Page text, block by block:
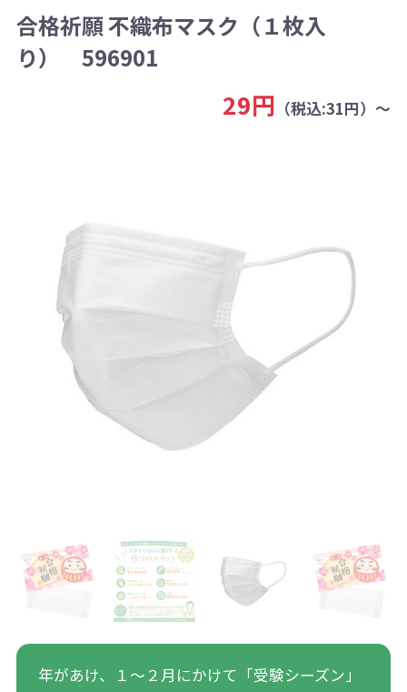
合格祈願 不織布マスク（１枚入
り） 596901
29円 （税込:31円）～
年があけ、１～２月にかけて「受験シーズン」